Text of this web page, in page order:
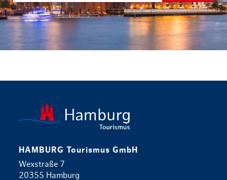
HAMBURG Tourismus GmbH
Wexstraße 7
20355 Hamburg